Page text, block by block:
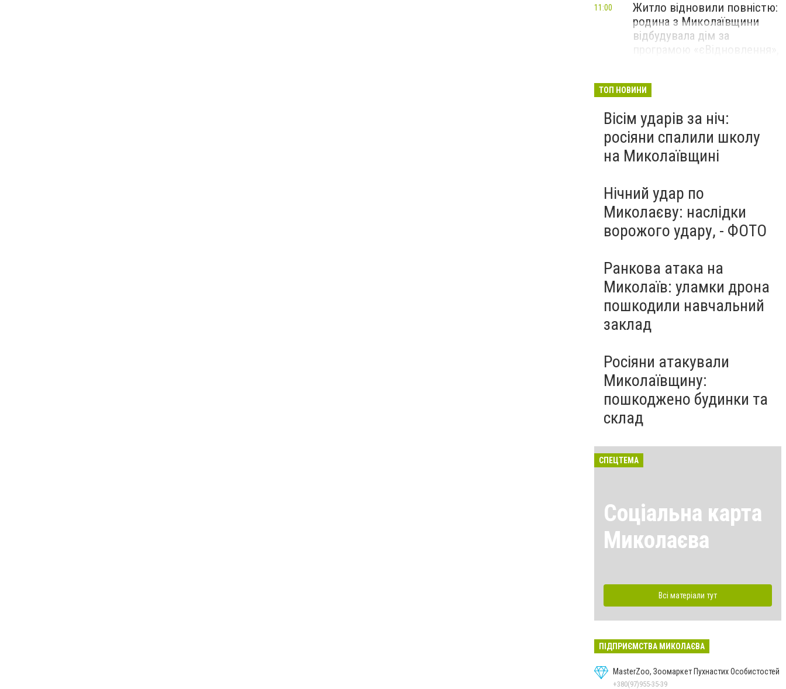
Житло відновили повністю:
родина з Миколаївщини
відбудувала дім за
програмою «єВідновлення»,
11:00
ТОП НОВИНИ
Вісім ударів за ніч:
росіяни спалили школу
на Миколаївщині
Нічний удар по
Миколаєву: наслідки
ворожого удару, - ФОТО
Ранкова атака на
Миколаїв: уламки дрона
пошкодили навчальний
заклад
Росіяни атакували
Миколаївщину:
пошкоджено будинки та
склад
СПЕЦТЕМА
Соціальна карта
Миколаєва
Всі матеріали тут
ПІДПРИЄМСТВА МИКОЛАЄВА
MasterZoo, Зоомаркет Пухнастих Особистостей
+380(97)955-35-39